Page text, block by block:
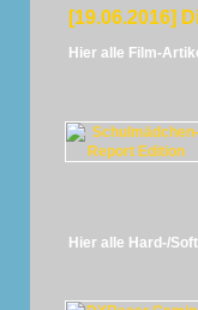
[19.06.2016]
Hier alle Film-
Hier alle Hard-/